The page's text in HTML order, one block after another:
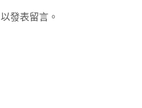
以發表留言。